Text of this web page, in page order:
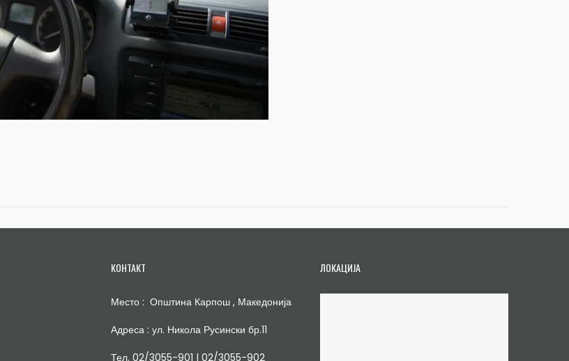
КОНТАКТ
Место : Општина Карпош , Македонија
Адреса : ул. Никола Русински бр.11
Тел. 02/3055-901 | 02/3055-902
ЛОКАЦИЈА